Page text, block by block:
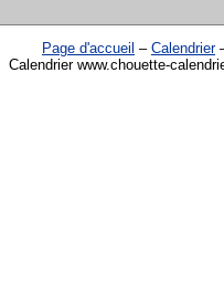
Page d'accueil – Calendrier
Calendrier www.chouette-